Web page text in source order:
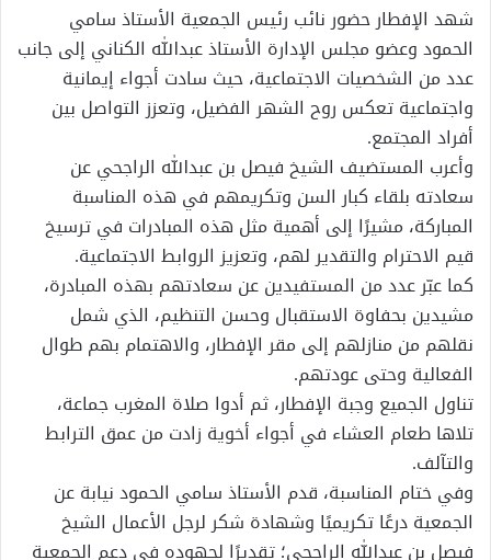
شهد الإفطار حضور نائب رئيس الجمعية الأستاذ سامي
الحمود وعضو مجلس الإدارة الأستاذ عبدالله الكناني إلى جانب
عدد من الشخصيات الاجتماعية، حيث سادت أجواء إيمانية
واجتماعية تعكس روح الشهر الفضيل، وتعزز التواصل بين
أفراد المجتمع.
وأعرب المستضيف الشيخ فيصل بن عبدالله الراجحي عن
سعادته بلقاء كبار السن وتكريمهم في هذه المناسبة
المباركة، مشيرًا إلى أهمية مثل هذه المبادرات في ترسيخ
قيم الاحترام والتقدير لهم، وتعزيز الروابط الاجتماعية.
كما عبّر عدد من المستفيدين عن سعادتهم بهذه المبادرة،
مشيدين بحفاوة الاستقبال وحسن التنظيم، الذي شمل
نقلهم من منازلهم إلى مقر الإفطار، والاهتمام بهم طوال
الفعالية وحتى عودتهم.
تناول الجميع وجبة الإفطار، ثم أدوا صلاة المغرب جماعة،
تلاها طعام العشاء في أجواء أخوية زادت من عمق الترابط
والتآلف.
وفي ختام المناسبة، قدم الأستاذ سامي الحمود نيابة عن
الجمعية درعًا تكريميًا وشهادة شكر لرجل الأعمال الشيخ
فيصل بن عبدالله الراجحي؛ تقديرًا لجهوده في دعم الجمعية